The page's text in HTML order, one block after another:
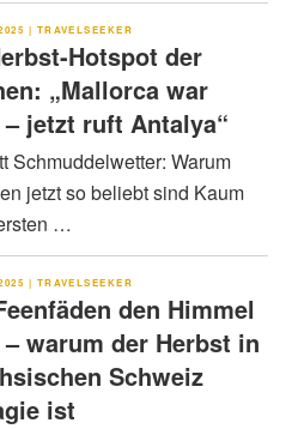
| TRAVELSEEKER
Hotspot der
„Mallorca war
jetzt ruft Antalya“
Schmuddelwetter: Warum
jetzt so beliebt sind Kaum
…
| TRAVELSEEKER
den Himmel
– warum der Herbst in
Schweiz
ist